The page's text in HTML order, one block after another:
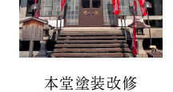
本堂塗装改修